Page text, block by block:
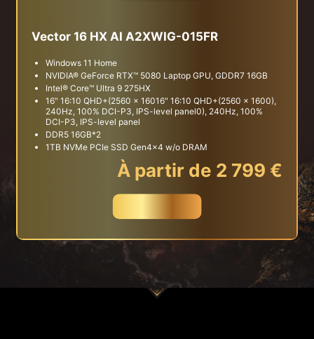
Vector 16 HX AI A2XWIG-015FR
Windows 11 Home
NVIDIA® GeForce RTX™ 5080 Laptop GPU, GDDR7 16GB
Intel® Core™ Ultra 9 275HX
16" 16:10 QHD+(2560 x 16016" 16:10 QHD+(2560 x 1600),
240Hz, 100% DCI-P3, IPS-level panel0), 240Hz, 100%
DCI-P3, IPS-level panel
DDR5 16GB*2
1TB NVMe PCIe SSD Gen4x4 w/o DRAM
À partir de 2 799 €